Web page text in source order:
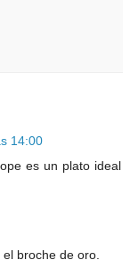
14:00
es un plato ideal
broche de oro.